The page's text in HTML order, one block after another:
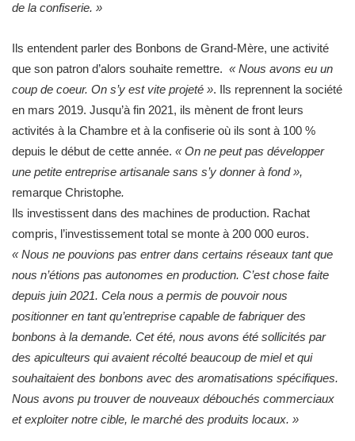
de la confiserie. »
Ils entendent parler des Bonbons de Grand-Mère, une activité
que son patron d’alors souhaite remettre. « Nous avons eu un
coup de coeur. On s’y est vite projeté ». Ils reprennent la société
en mars 2019. Jusqu’à fin 2021, ils mènent de front leurs
activités à la Chambre et à la confiserie où ils sont à 100 %
depuis le début de cette année. « On ne peut pas développer
une petite entreprise artisanale sans s’y donner à fond »,
remarque Christophe.
Ils investissent dans des machines de production. Rachat
compris, l’investissement total se monte à 200 000 euros.
« Nous ne pouvions pas entrer dans certains réseaux tant que
nous n’étions pas autonomes en production. C’est chose faite
depuis juin 2021. Cela nous a permis de pouvoir nous
positionner en tant qu’entreprise capable de fabriquer des
bonbons à la demande. Cet été, nous avons été sollicités par
des apiculteurs qui avaient récolté beaucoup de miel et qui
souhaitaient des bonbons avec des aromatisations spécifiques.
Nous avons pu trouver de nouveaux débouchés commerciaux
et exploiter notre cible, le marché des produits locaux. »